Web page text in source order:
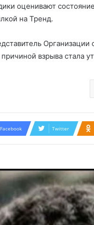
оценивают
на Тренд.
причиной взрыва стала
Facebook Twitter